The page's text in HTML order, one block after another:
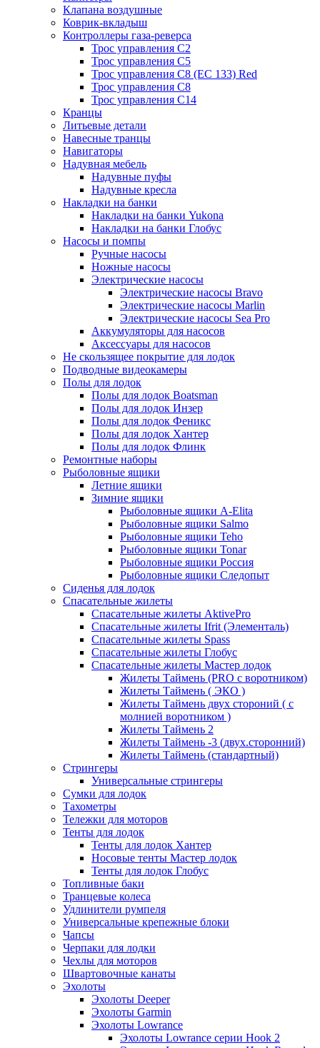
Клапана воздушные
Коврик-вкладыш
Контроллеры газа-реверса
Трос управления C2
Трос управления C5
Трос управления C8 (ЕС 133) Red
Трос управления C8
Трос управления C14
Кранцы
Литьевые детали
Навесные транцы
Навигаторы
Надувная мебель
Надувные пуфы
Надувные кресла
Накладки на банки
Накладки на банки Yukona
Накладки на банки Глобус
Насосы и помпы
Ручные насосы
Ножные насосы
Электрические насосы
Электрические насосы Bravo
Электрические насосы Marlin
Электрические насосы Sea Pro
Аккумуляторы для насосов
Аксессуары для насосов
Не скользящее покрытие для лодок
Подводные видеокамеры
Полы для лодок
Полы для лодок Boatsman
Полы для лодок Инзер
Полы для лодок Феникс
Полы для лодок Хантер
Полы для лодок Флинк
Ремонтные наборы
Рыболовные ящики
Летние ящики
Зимние ящики
Рыболовные ящики A-Elita
Рыболовные ящики Salmo
Рыболовные ящики Teho
Рыболовные ящики Tonar
Рыболовные ящики Россия
Рыболовные ящики Следопыт
Сиденья для лодок
Спасательные жилеты
Спасательные жилеты AktivePro
Спасательные жилеты Ifrit (Элементаль)
Спасательные жилеты Spass
Спасательные жилеты Глобус
Спасательные жилеты Мастер лодок
Жилеты Таймень (PRO c воротником)
Жилеты Таймень ( ЭКО )
Жилеты Таймень двух стороний ( с
молнией воротником )
Жилеты Таймень 2
Жилеты Таймень -3 (двух.сторонний)
Жилеты Таймень (стандартный)
Стрингеры
Универсальные стрингеры
Сумки для лодок
Тахометры
Тележки для моторов
Тенты для лодок
Тенты для лодок Хантер
Носовые тенты Мастер лодок
Тенты для лодок Глобус
Топливные баки
Транцевые колеса
Удлинители румпеля
Универсальные крепежные блоки
Чапсы
Черпаки для лодки
Чехлы для моторов
Швартовочные канаты
Эхолоты
Эхолоты Deeper
Эхолоты Garmin
Эхолоты Lowrance
Эхолоты Lowrance серии Hook 2